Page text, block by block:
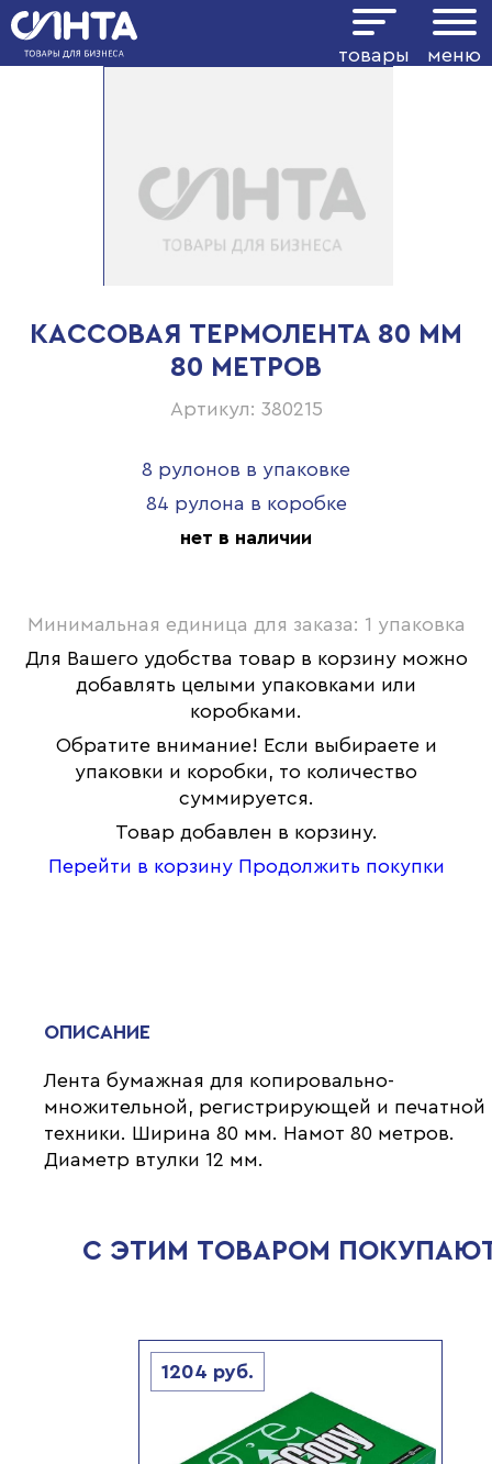
товары меню
КАССОВАЯ ТЕРМОЛЕНТА 80 ММ
80 МЕТРОВ
Артикул: 380215
8 рулонов в упаковке
84 рулона в коробке
нет в наличии
Минимальная единица для заказа: 1 упаковка
Для Вашего удобства товар в корзину можно
добавлять целыми упаковками или
коробками.
Обратите внимание! Если выбираете и
упаковки и коробки, то количество
суммируется.
Товар добавлен в корзину.
Перейти в корзину Продолжить покупки
ОПИСАНИЕ
Лента бумажная для копировально-
множительной, регистрирующей и печатной
техники. Ширина 80 мм. Намот 80 метров.
Диаметр втулки 12 мм.
С ЭТИМ ТОВАРОМ
1204 руб.